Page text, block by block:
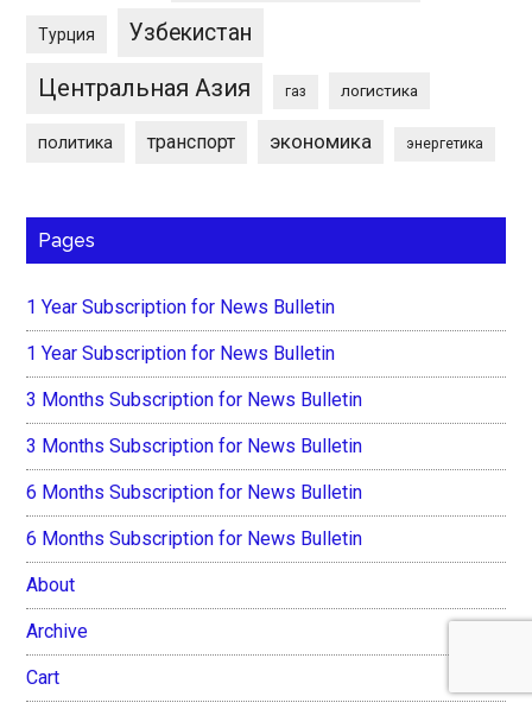
Турция Узбекистан
Центральная Азия газ логистика
политика транспорт экономика энергетика
Pages
1 Year Subscription for News Bulletin
1 Year Subscription for News Bulletin
3 Months Subscription for News Bulletin
3 Months Subscription for News Bulletin
6 Months Subscription for News Bulletin
6 Months Subscription for News Bulletin
About
Archive
Cart